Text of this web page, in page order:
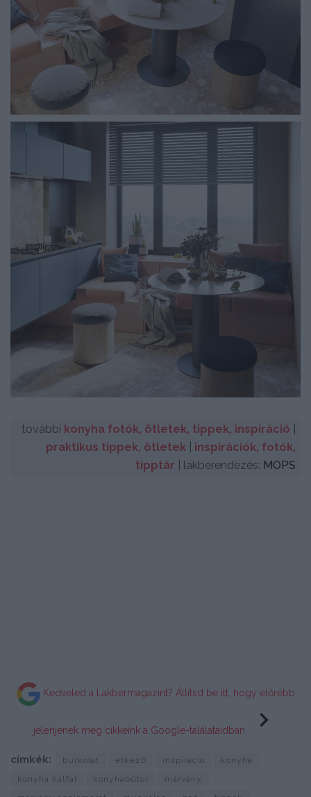
további konyha fotók, ötletek, tippek, inspiráció
praktikus tippek, ötletek
inspirációk, fotók,
tipptár | lakberendezés: MOPS
Kedveled a Lakbermagazint? Állítsd be itt, hogy előrébb
jelenjenek meg cikkeink a Google-találataidban.
címkék: burkolat étkező inspiráció
konyha
konyha hátfal
konyhabútor
márvány